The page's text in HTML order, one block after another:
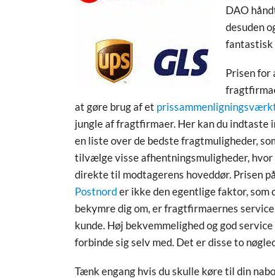
DAO
desuden
fantastisk
Prisen for
at gøre brug af et
jungle af fragtfirmaer. Her kan du indtaste
en liste over de bedste fragtmuligheder,
tilvælge visse afhentningsmuligheder,
direkte til modtagerens hoveddør. Prisen
Postnorder ikke den egentlige faktor, som
bekymre dig om, er fragtfirmaernes
kunde. Høj bekvemmelighed og god
forbinde sig selv med. Det er disse to
Tænk engang hvis du skulle køre til din